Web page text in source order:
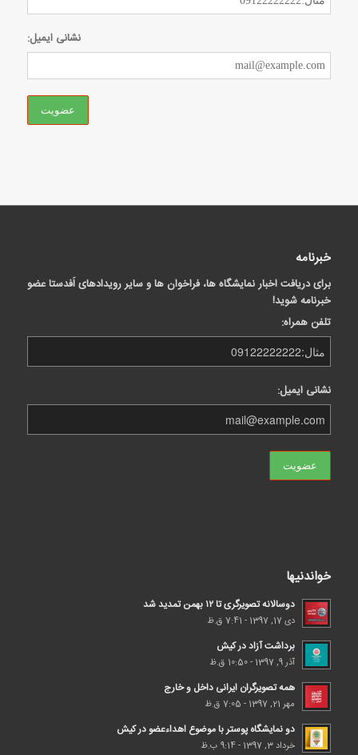
نشانی ایمیل:
خبرنامه
برای دریافت اخبار نمایشگاه ها، فراخوان ها و سایر رویدادهای اَفدستا عضو
خبرنامه شوید!
تلفن همراه:
نشانی ایمیل:
خواندنیها
دوسالانه تصویرگری تا ۱۲ بهمن تمدید شد
دی 17, 1397 - 7:41 ق.ظ
برداشت آزاد در کیش
آذر 9, 1397 - 10:50 ق.ظ
همه تصویرگران ایرانی داخل و خارج
مهر 21, 1397 - 7:05 ق.ظ
دو نمایشگاه پوستر با موضوع اهداء‌عضو در کیش
خرداد 3, 1397 - 9:14 ب.ظ